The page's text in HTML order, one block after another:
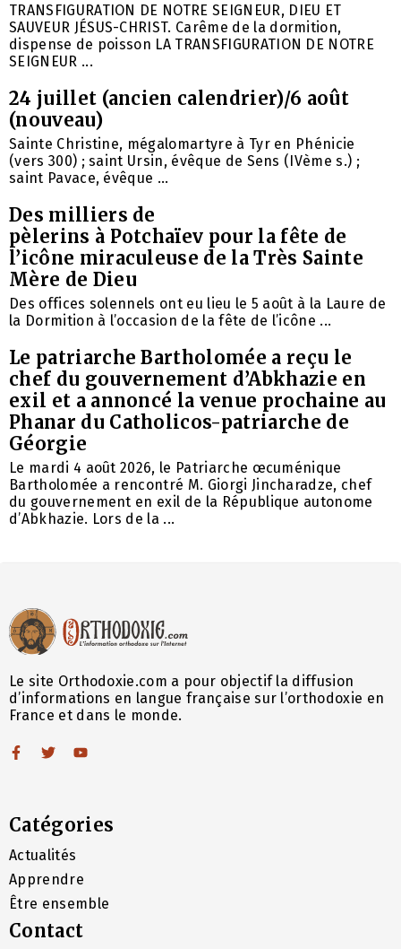
TRANSFIGURATION DE NOTRE SEIGNEUR, DIEU ET
SAUVEUR JÉSUS-CHRIST. Carême de la dormition,
dispense de poisson LA TRANSFIGURATION DE NOTRE
SEIGNEUR ...
24 juillet (ancien calendrier)/6 août
(nouveau)
Sainte Christine, mégalomartyre à Tyr en Phénicie
(vers 300) ; saint Ursin, évêque de Sens (IVème s.) ;
saint Pavace, évêque ...
Des milliers de
pèlerins à Potchaïev pour la fête de
l’icône miraculeuse de la Très Sainte
Mère de Dieu
Des offices solennels ont eu lieu le 5 août à la Laure de
la Dormition à l’occasion de la fête de l’icône ...
Le patriarche Bartholomée a reçu le
chef du gouvernement d’Abkhazie en
exil et a annoncé la venue prochaine au
Phanar du Catholicos-patriarche de
Géorgie
Le mardi 4 août 2026, le Patriarche œcuménique
Bartholomée a rencontré M. Giorgi Jincharadze, chef
du gouvernement en exil de la République autonome
d’Abkhazie. Lors de la ...
Le site Orthodoxie.com a pour objectif la diffusion
d’informations en langue française sur l’orthodoxie en
France et dans le monde.
Catégories
Actualités
Apprendre
Être ensemble
Contact